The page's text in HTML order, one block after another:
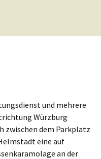
und mehrere
Würzburg
zwischen dem Parkplatz
eine auf
an der